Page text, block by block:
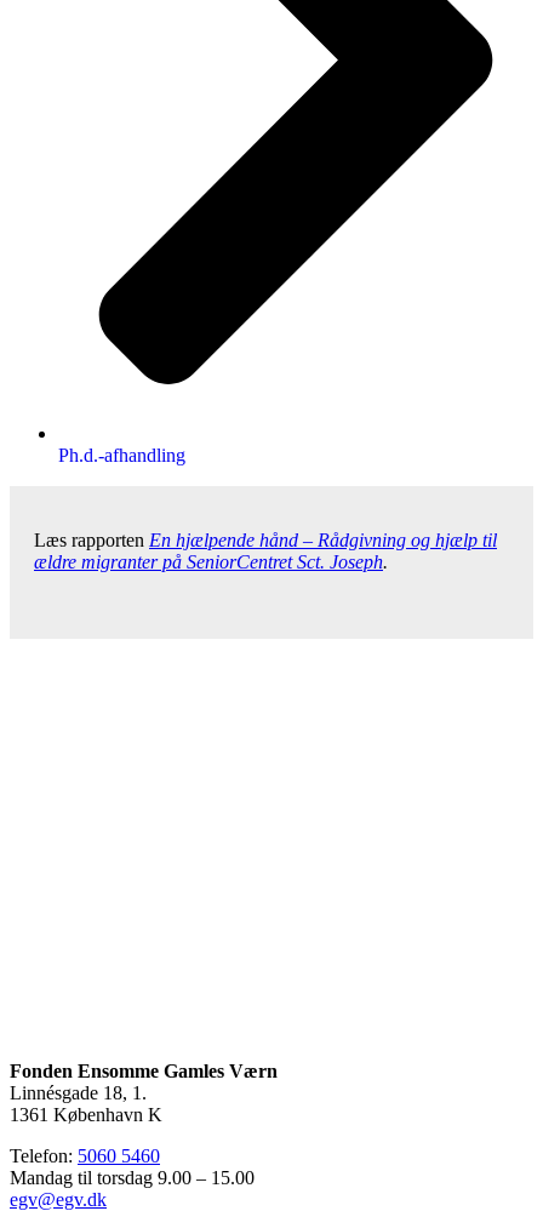
Ph.d.-afhandling
Læs rapporten En hjælpende hånd – Rådgivning og hjælp til
ældre migranter på SeniorCentret Sct. Joseph.
Fonden Ensomme Gamles Værn
Linnésgade 18, 1.
1361 København K
Telefon: 5060 5460
Mandag til torsdag 9.00 – 15.00
egv@egv.dk